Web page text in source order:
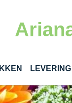
LEVERING